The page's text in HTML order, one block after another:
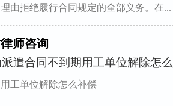
由拒绝履行合同规定的全部义务。在...
师咨询
遣合同不到期用工单位解除怎
工单位解除怎么补偿